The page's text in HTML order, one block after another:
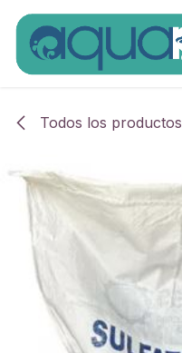
Ir al contenido
Todos los productos